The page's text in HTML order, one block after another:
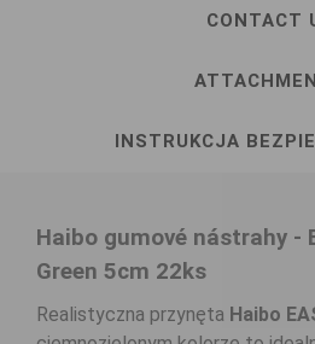
CONTACT
INSTRUKCJA
Haibo gumové nástrahy -
Green 5cm 22ks
Realistyczna przynęta Haibo